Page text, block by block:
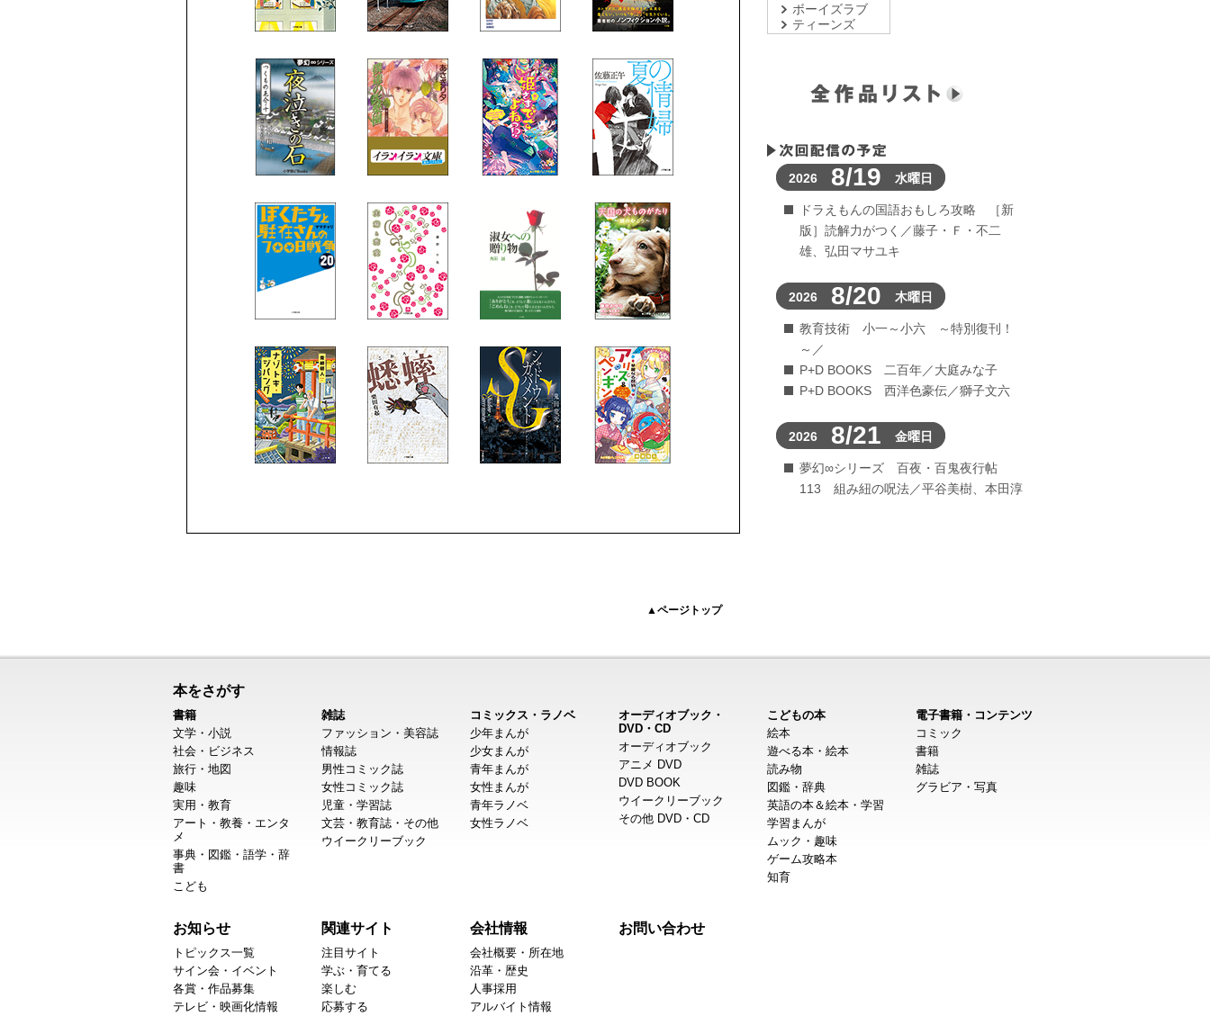
▲ページトップ
ボーイズラブ
ティーンズ
2026 8/19 水曜日
ドラえもんの国語おもしろ攻略 ［新
版］読解力がつく／藤子・Ｆ・不二
雄、弘田マサユキ
2026 8/20 木曜日
教育技術 小一～小六 ～特別復刊！
～／
P+D BOOKS 二百年／大庭みな子
P+D BOOKS 西洋色豪伝／獅子文六
2026 8/21 金曜日
夢幻∞シリーズ 百夜・百鬼夜行帖
113 組み紐の呪法／平谷美樹、本田淳
本をさがす
書籍
文学・小説
社会・ビジネス
旅行・地図
趣味
実用・教育
アート・教養・エンタ
メ
事典・図鑑・語学・辞
書
こども
雑誌
ファッション・美容誌
情報誌
男性コミック誌
女性コミック誌
児童・学習誌
文芸・教育誌・その他
ウイークリーブック
コミックス・ラノベ
少年まんが
少女まんが
青年まんが
女性まんが
青年ラノベ
女性ラノベ
オーディオブック・
DVD・CD
オーディオブック
アニメ DVD
DVD BOOK
ウイークリーブック
その他 DVD・CD
こどもの本
絵本
遊べる本・絵本
読み物
図鑑・辞典
英語の本＆絵本・学習
学習まんが
ムック・趣味
ゲーム攻略本
知育
電子書籍・コンテンツ
コミック
書籍
雑誌
グラビア・写真
お知らせ
トピックス一覧
サイン会・イベント
各賞・作品募集
テレビ・映画化情報
関連サイト
注目サイト
学ぶ・育てる
楽しむ
応募する
会社情報
会社概要・所在地
沿革・歴史
人事採用
アルバイト情報
お問い合わせ